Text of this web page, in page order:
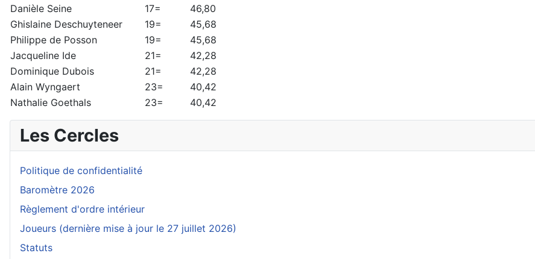
Danièle Seine
17=
46,80
Ghislaine Deschuyteneer
19=
45,68
Philippe de Posson
19=
45,68
Jacqueline Ide
21=
42,28
Dominique Dubois
21=
42,28
Alain Wyngaert
23=
40,42
Nathalie Goethals
23= 40,42
Les Cercles
Politique de confidentialité
Baromètre 2026
Règlement d'ordre intérieur
Joueurs (dernière mise à jour le 27 juillet 2026)
Statuts